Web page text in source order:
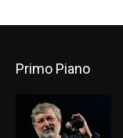
Primo Piano